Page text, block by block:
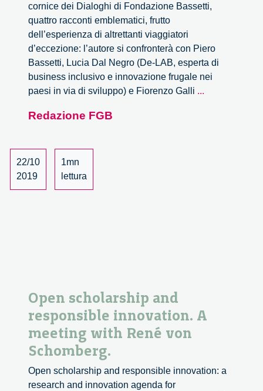
cornice dei Dialoghi di Fondazione Bassetti,
quattro racconti emblematici, frutto
dell’esperienza di altrettanti viaggiatori
d’eccezione: l’autore si confronterà con Piero
Bassetti, Lucia Dal Negro (De-LAB, esperta di
business inclusivo e innovazione frugale nei
paesi in via di sviluppo) e Fiorenzo Galli ...
Redazione FGB
22/10
2019
1mn
lettura
Open scholarship and
responsible innovation. A
meeting with René von
Schomberg.
Open scholarship and responsible innovation: a
research and innovation agenda for